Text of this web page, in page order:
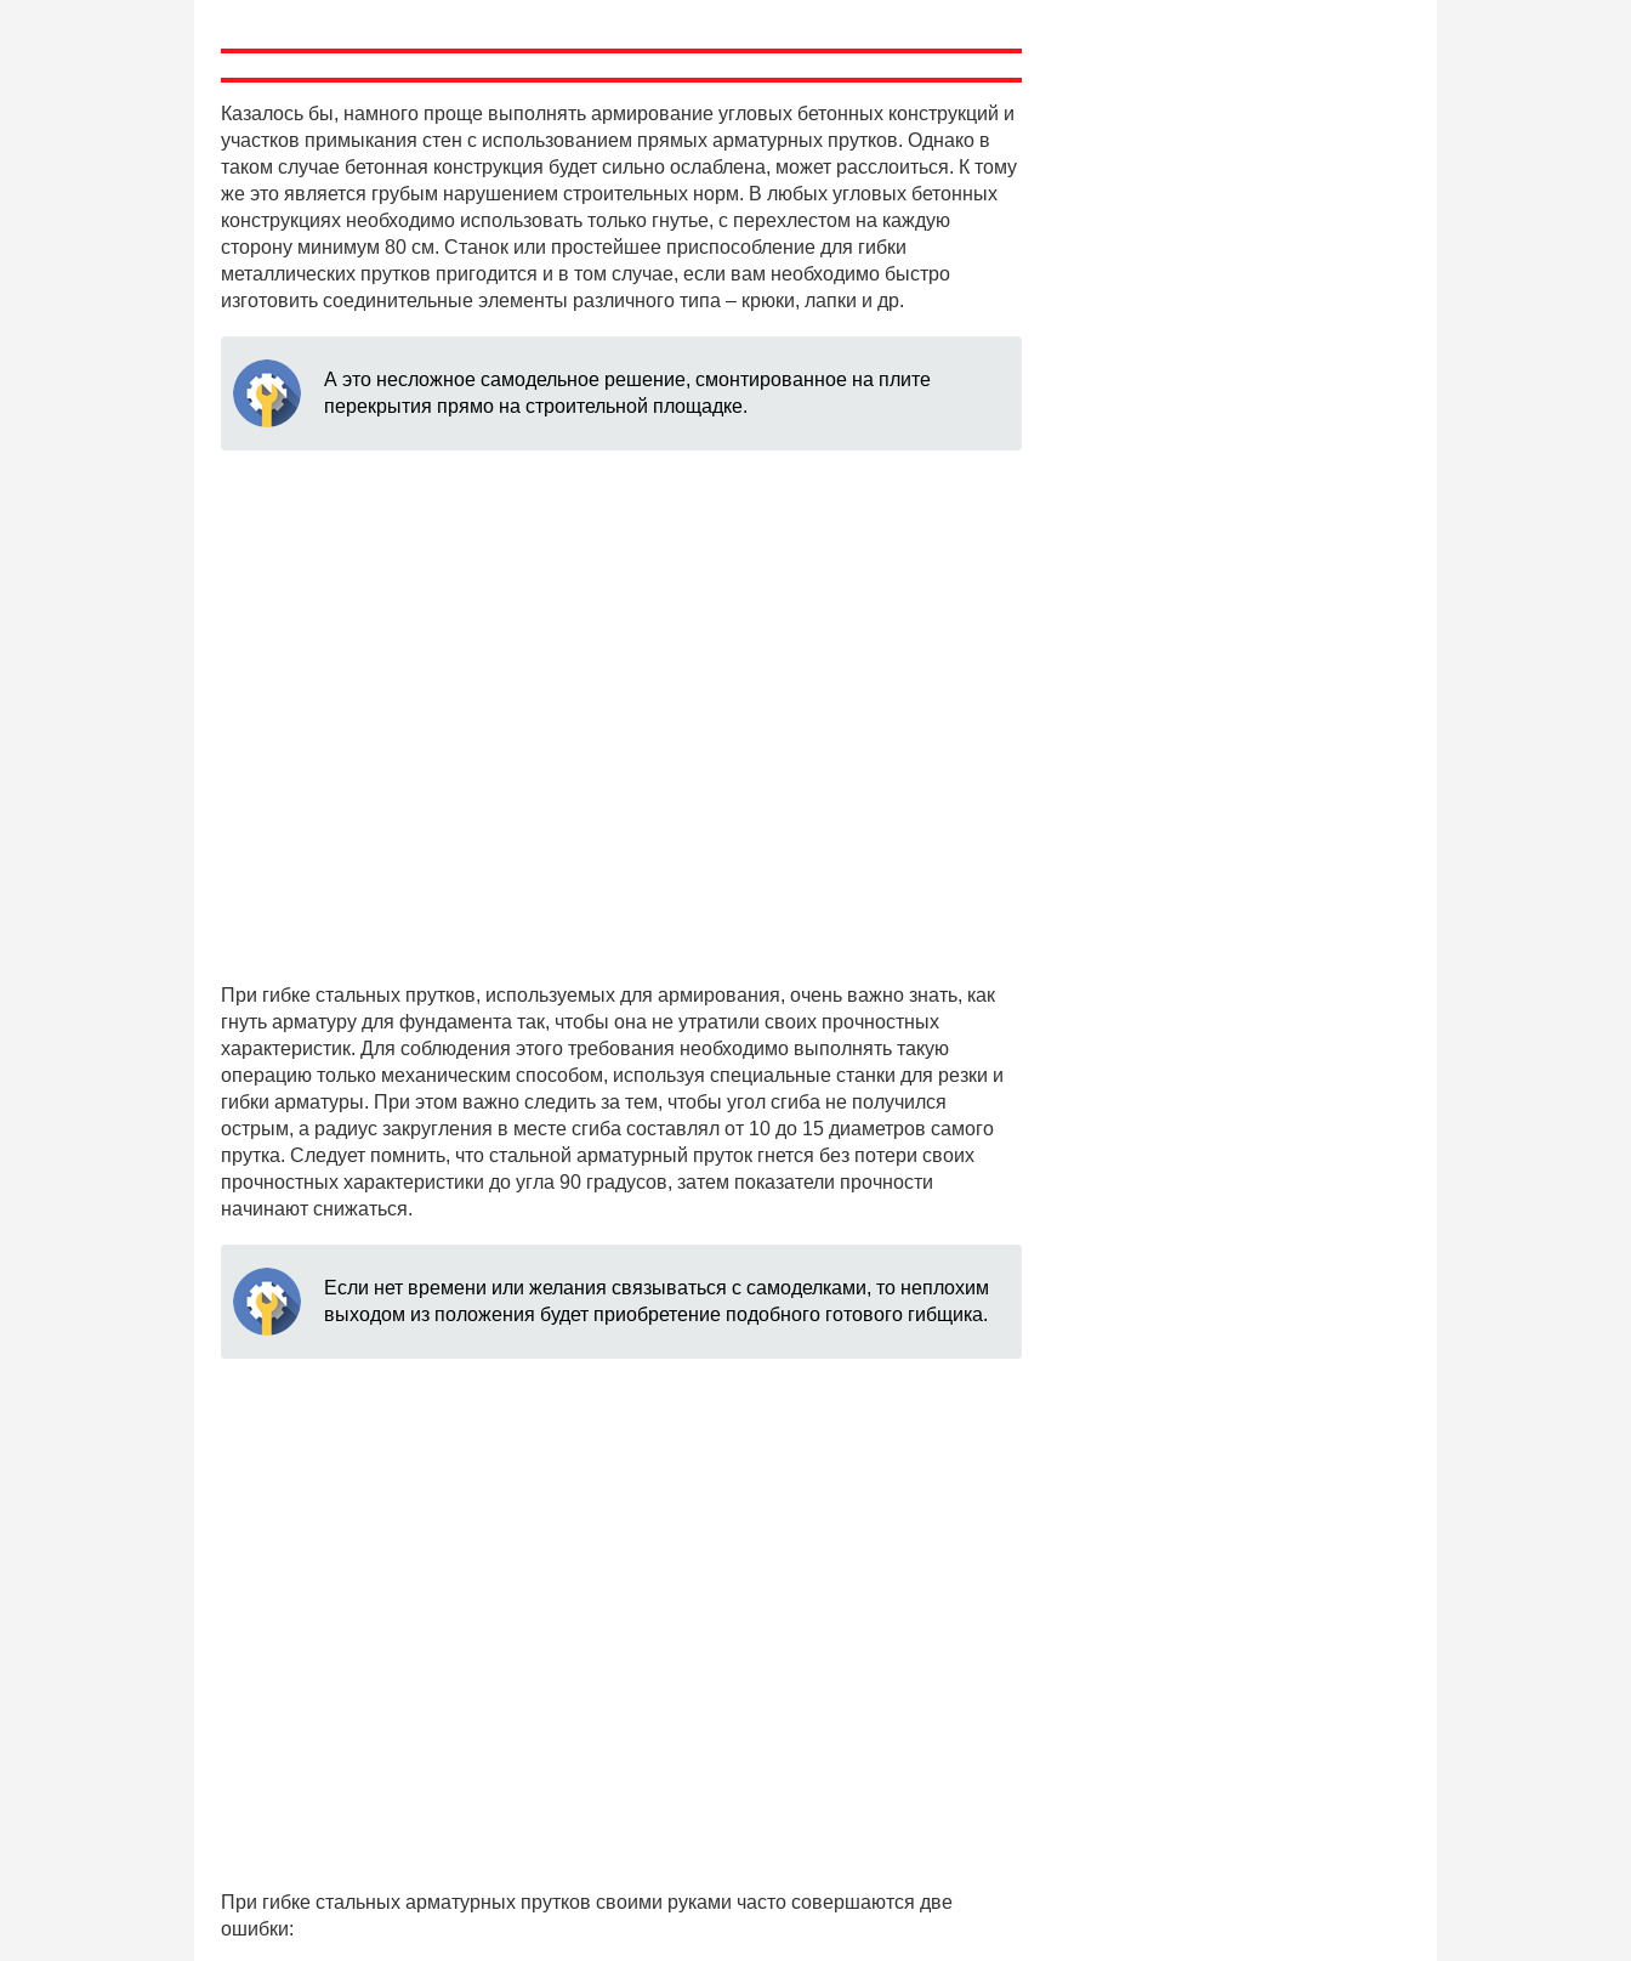
Казалось бы, намного проще выполнять армирование угловых бетонных конструкций и
участков примыкания стен с использованием прямых арматурных прутков. Однако в
таком случае бетонная конструкция будет сильно ослаблена, может расслоиться. К тому
же это является грубым нарушением строительных норм. В любых угловых бетонных
конструкциях необходимо использовать только гнутье, с перехлестом на каждую
сторону минимум 80 см. Станок или простейшее приспособление для гибки
металлических прутков пригодится и в том случае, если вам необходимо быстро
изготовить соединительные элементы различного типа – крюки, лапки и др.
А это несложное самодельное решение, смонтированное на плите
перекрытия прямо на строительной площадке.
При гибке стальных прутков, используемых для армирования, очень важно знать, как
гнуть арматуру для фундамента так, чтобы она не утратили своих прочностных
характеристик. Для соблюдения этого требования необходимо выполнять такую
операцию только механическим способом, используя специальные станки для резки и
гибки арматуры. При этом важно следить за тем, чтобы угол сгиба не получился
острым, а радиус закругления в месте сгиба составлял от 10 до 15 диаметров самого
прутка. Следует помнить, что стальной арматурный пруток гнется без потери своих
прочностных характеристики до угла 90 градусов, затем показатели прочности
начинают снижаться.
Если нет времени или желания связываться с самоделками, то неплохим
выходом из положения будет приобретение подобного готового гибщика.
При гибке стальных арматурных прутков своими руками часто совершаются две
ошибки: